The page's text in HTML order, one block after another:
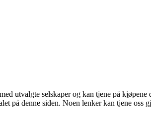
utvalgte selskaper og kan tjene på kjøpene
på denne siden. Noen lenker kan tjene